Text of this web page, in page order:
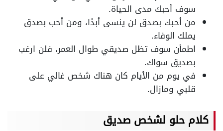
سوف أحبك مدى الحياة.
من أحبك بصدق لن ينسى أبدًا، ومن أحب بصدق
يملك الوفاء.
اطمأن سوف تظل صديقي طوال العمر، فلن ارغب
بصديق سواك.
في يوم من الأيام كان هناك شخص غالي على
قلبي ومازال.
كلام حلو لشخص صديق